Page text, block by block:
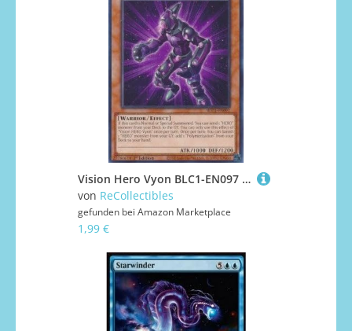
Vision Hero Vyon BLC1-EN097 Common Englisch Boosterfrisch 1. Auflage - Battles of Legend: Chapter 1 - mit ReCollectibles-Versandschutz - für Yu-Gi-Oh!
von ReCollectibles
gefunden bei Amazon Marketplace
1,99 €